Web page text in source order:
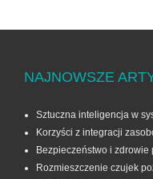
NAJNOWSZE
Sztuczna inteligencja w
Korzyści z integracji
Bezpieczeństwo i zdrowie
Rozmieszczenie czujek